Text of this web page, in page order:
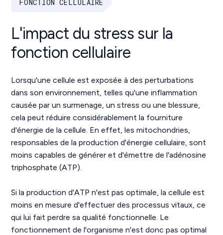
FONCTION CELLULAIRE
L'impact du stress sur la
fonction cellulaire
Lorsqu'une cellule est exposée à des perturbations
dans son environnement, telles qu'une inflammation
causée par un surmenage, un stress ou une blessure,
cela peut réduire considérablement la fourniture
d'énergie de la cellule. En effet, les mitochondries,
responsables de la production d'énergie cellulaire, sont
moins capables de générer et d'émettre de l'adénosine
triphosphate (ATP).
Si la production d'ATP n'est pas optimale, la cellule est
moins en mesure d'effectuer des processus vitaux, ce
qui lui fait perdre sa qualité fonctionnelle. Le
fonctionnement de l'organisme n'est donc pas optimal